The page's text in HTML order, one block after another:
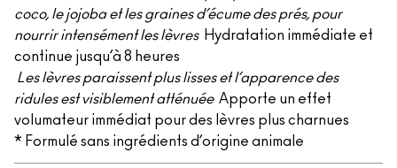
coco, le jojoba et les graines d’écume des prés, pour
nourrir intensément les lèvres Hydratation immédiate et
continue jusqu’à 8 heures
Les lèvres paraissent plus lisses et l’apparence des
ridules est visiblement atténuée Apporte un effet
volumateur immédiat pour des lèvres plus charnues
* Formulé sans ingrédients d’origine animale